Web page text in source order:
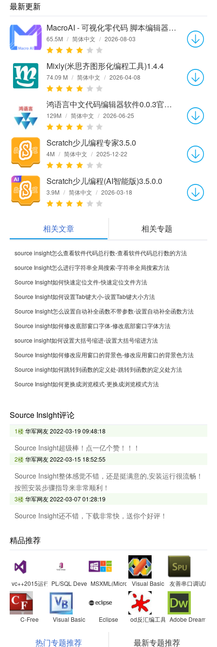
最新更新
MacroAI - 可视化零代码 脚本编辑器Win1.3.11 官方版
65.5M / 简体中文 / 2026-08-03
Mixly(米思齐图形化编程工具)1.4.4
74.09 M / 简体中文 / 2026-04-08
鸿语言中文代码编辑器软件0.0.3官方版
129M / 简体中文 / 2026-06-25
Scratch少儿编程专家3.5.0
4M / 简体中文 / 2025-12-22
Scratch少儿编程(AI智能版)3.5.0.0
3.9M / 简体中文 / 2026-03-18
相关文章 相关专题
source insight怎么查看软件代码总行数-查看软件代码总行数的方法
source Insight怎么进行字符串全局搜索-字符串全局搜索方法
Source Insight如何快速定位文件-快速定位文件方法
Source Insight如何设置Tab键大小-设置Tab键大小方法
Source Insight怎么设置自动补全函数不带参数-设置自动补全函数方法
Source insight如何修改底部窗口字体-修改底部窗口字体方法
source insight如何设置大括号缩进-设置大括号缩进方法
Source Insight如何修改应用窗口的背景色-修改应用窗口的背景色方法
Source insight如何跳转到函数的定义处-跳转到函数的定义处方法
Source Insight如何更换成浏览模式-更换成浏览模式方法
Source Insight评论
1楼华军网友2022-03-19 09:48:18
Source Insight超级棒！点一亿个赞！！！
2楼华军网友2022-03-15 18:52:55
Source Insight整体感觉不错，还是挺满意的,安装运行很流畅！
按照安装步骤指导来非常顺利！
3楼华军网友2022-03-07 01:28:19
Source Insight还不错，下载非常快，送你个好评！
精品推荐
vc++2015运行库PL/SQL DeveloperMSXML(Microsoft Core XML Services)
Visual Basic 友善串口调试助手
C-Free Visual Basic Eclipse od反汇编工具 Adobe
热门专题推荐 最新专题推荐